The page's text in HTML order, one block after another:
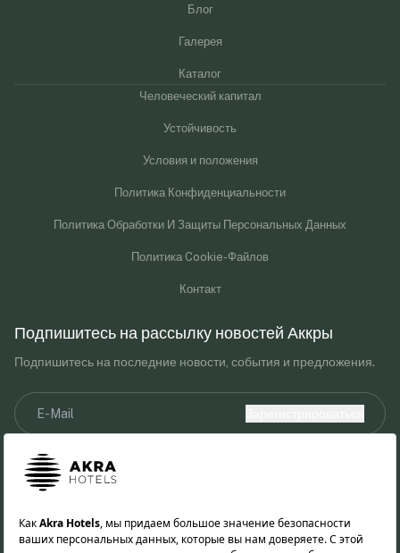
Блог
Галерея
Каталог
Человеческий капитал
Устойчивость
Условия и положения
Политика Конфиденциальности
Политика Обработки И Защиты Персональных Данных
Политика Cookie-Файлов
Контакт
Подпишитесь на рассылку новостей Аккры
Подпишитесь на последние новости, события и предложения.
Я прочитал(а) и принимаю уведомление о Законе о защите
персональных данных.
получать маркетинговые сообщения от Akra Hotels.